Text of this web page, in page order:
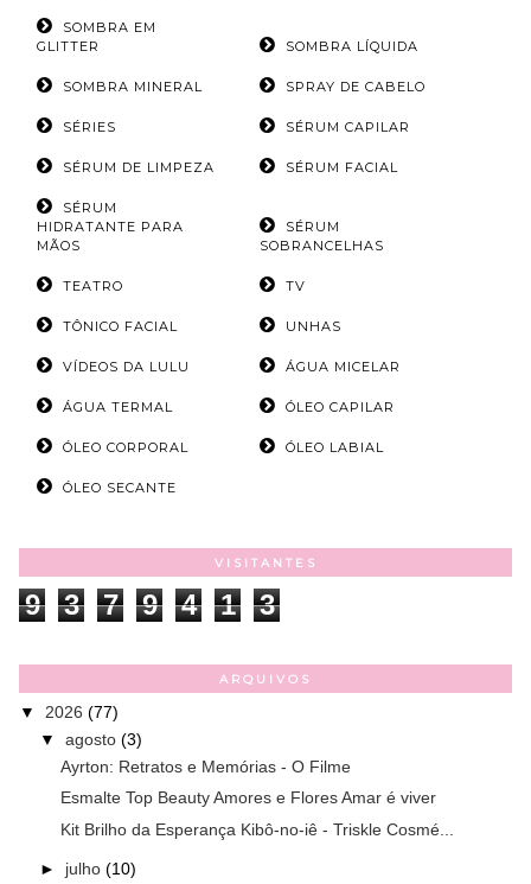
SOMBRA EM
GLITTER
SOMBRA LÍQUIDA
SOMBRA MINERAL SPRAY DE CABELO
SÉRIES SÉRUM CAPILAR
SÉRUM DE LIMPEZA SÉRUM FACIAL
SÉRUM
HIDRATANTE PARA
MÃOS
SÉRUM
SOBRANCELHAS
TEATRO TV
TÔNICO FACIAL UNHAS
VÍDEOS DA LULU ÁGUA MICELAR
ÁGUA TERMAL ÓLEO CAPILAR
ÓLEO CORPORAL ÓLEO LABIAL
ÓLEO SECANTE
VISITANTES
9 3 7 9 4 1 3
ARQUIVOS
▼ 2026 (77)
▼ agosto (3)
Ayrton: Retratos e Memórias - O Filme
Esmalte Top Beauty Amores e Flores Amar é viver
Kit Brilho da Esperança Kibô-no-iê - Triskle Cosmé...
► julho (10)